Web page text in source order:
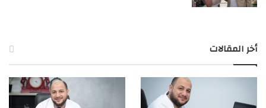
أخر المقالات